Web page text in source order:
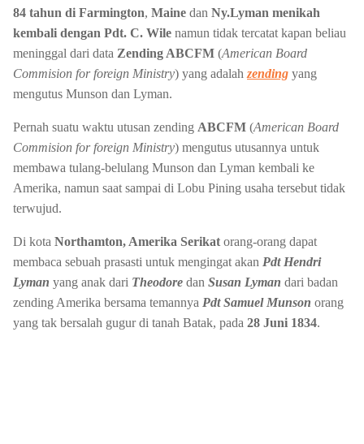
84 tahun di Farmington, Maine dan Ny.Lyman menikah
kembali dengan Pdt. C. Wile namun tidak tercatat kapan beliau
meninggal dari data Zending ABCFM (American Board
Commision for foreign Ministry) yang adalah zending yang
mengutus Munson dan Lyman.
Pernah suatu waktu utusan zending ABCFM (American Board
Commision for foreign Ministry) mengutus utusannya untuk
membawa tulang-belulang Munson dan Lyman kembali ke
Amerika, namun saat sampai di Lobu Pining usaha tersebut tidak
terwujud.
Di kota Northamton, Amerika Serikat orang-orang dapat
membaca sebuah prasasti untuk mengingat akan Pdt Hendri
Lyman yang anak dari Theodore dan Susan Lyman dari badan
zending Amerika bersama temannya Pdt Samuel Munson orang
yang tak bersalah gugur di tanah Batak, pada 28 Juni 1834.